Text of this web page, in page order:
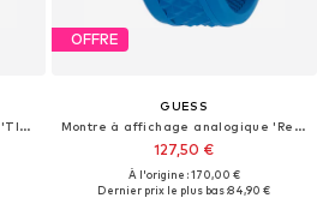
Montre à affichage analogique 'TITAN'
OFFRE
GUESS
Montre à affichage analogique 'Resistance'
127,50 €
À l'origine : 170,00 €
Dernier prix le plus bas :84,90 €